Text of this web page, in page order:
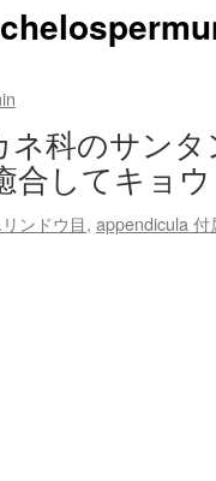
ネ科のサン
合してキョ
ンドウ目, appendicula 付